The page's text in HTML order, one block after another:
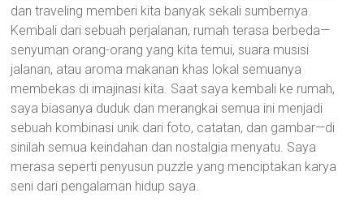
dan traveling memberi kita banyak sekali sumbernya.
Kembali dari sebuah perjalanan, rumah terasa berbeda—
senyuman orang-orang yang kita temui, suara musisi
jalanan, atau aroma makanan khas lokal semuanya
membekas di imajinasi kita. Saat saya kembali ke rumah,
saya biasanya duduk dan merangkai semua ini menjadi
sebuah kombinasi unik dari foto, catatan, dan gambar—di
sinilah semua keindahan dan nostalgia menyatu. Saya
merasa seperti penyusun puzzle yang menciptakan karya
seni dari pengalaman hidup saya.